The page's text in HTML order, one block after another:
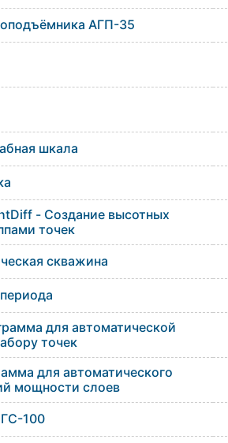
АГП-35
шкала
- Создание высотных
точек
скважина
для автоматической
точек
для автоматического
мощности слоев
100